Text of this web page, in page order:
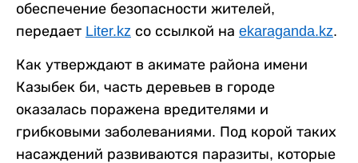
обеспечение безопасности жителей,
передает Liter.kz со ссылкой на ekaraganda.kz.
Как утверждают в акимате района имени
Казыбек би, часть деревьев в городе
оказалась поражена вредителями и
грибковыми заболеваниями. Под корой таких
насаждений развиваются паразиты, которые